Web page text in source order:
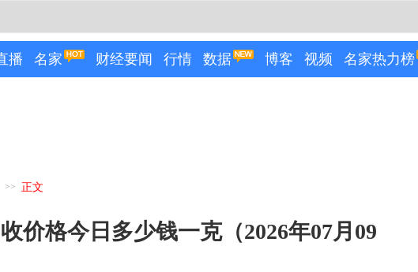
播 名家 财经要闻 行情 数据 博客 视频 名家热力榜
>> 正文
价格今日多少钱一克（2026年07月09